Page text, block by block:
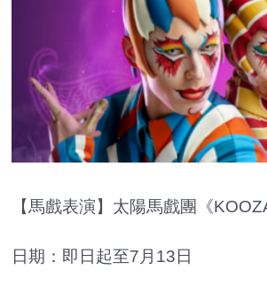
【馬戲表演】太陽馬戲團《
日期：即日起至7月13日